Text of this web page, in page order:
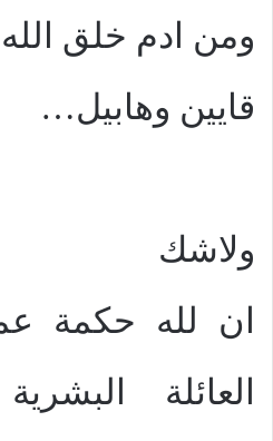
ومن ادم خلق الله
قايين وهابيل…
ولاشك
ان لله حكمة
العائلة